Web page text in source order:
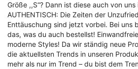
Größe ,,S“? Dann ist diese auch von
AUTHENTISCH: Die Zeiten der
Enttäuschung sind jetzt vorbei. Bei uns
das, was du auch bestellst!
moderne Styles! Da wir ständig neue
die aktuellsten Trends in unseren
mehr als nur im Trend – du bist dem